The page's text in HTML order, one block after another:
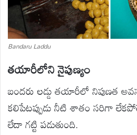
Bandaru Laddu
తయారీలోని నైపుణ్యం
బందరు లడ్డు తయారీలో నిపుణత
కలిపేటప్పుడు నీటి శాతం సరిగా
లేదా గట్టి పడుతుంది.